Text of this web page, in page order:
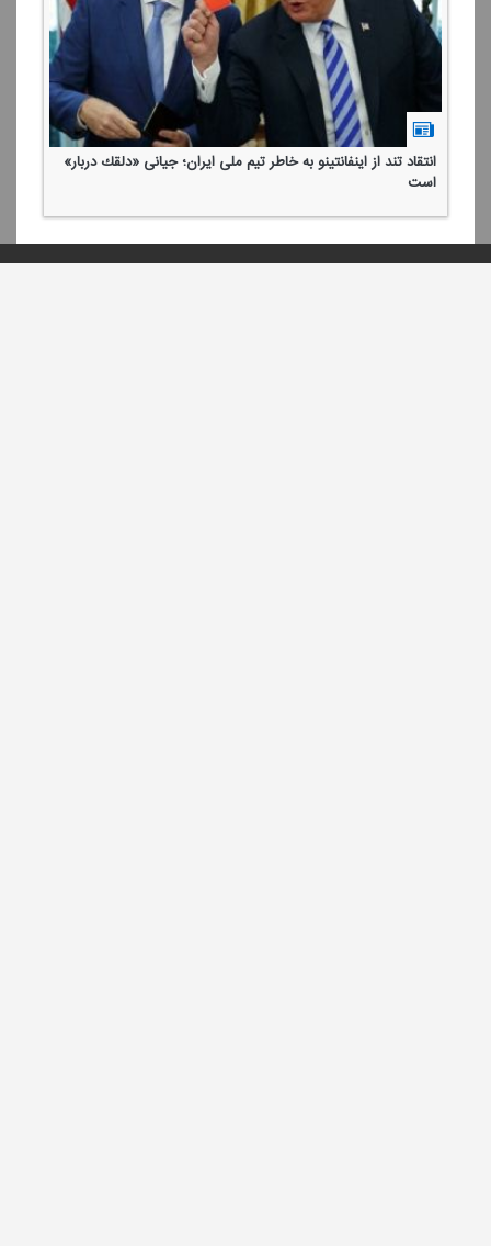
انتقاد تند از اینفانتینو به خاطر تیم ملی ایران؛ جیانی «دلقك دربار»
است